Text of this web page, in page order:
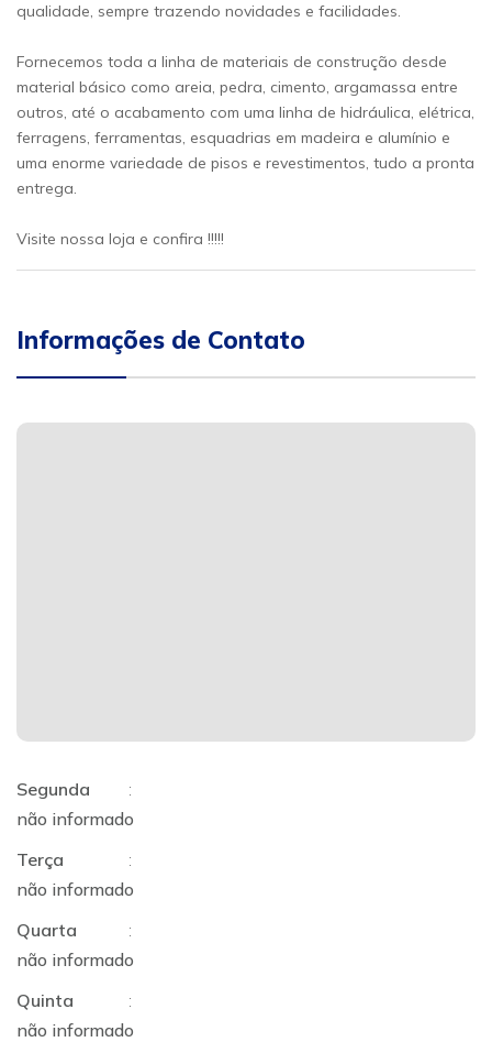
qualidade, sempre trazendo novidades e facilidades.
Fornecemos toda a linha de materiais de construção desde
material básico como areia, pedra, cimento, argamassa entre
outros, até o acabamento com uma linha de hidráulica, elétrica,
ferragens, ferramentas, esquadrias em madeira e alumínio e
uma enorme variedade de pisos e revestimentos, tudo a pronta
entrega.
Visite nossa loja e confira !!!!!
Informações de Contato
Segunda
:
não informado
Terça
:
não informado
Quarta
:
não informado
Quinta
:
não informado